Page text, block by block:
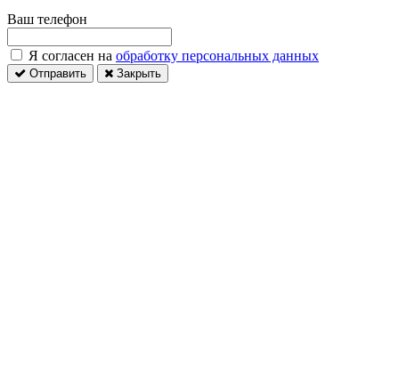
Ваш телефон
Я согласен на обработку персональных данных
Отправить Закрыть